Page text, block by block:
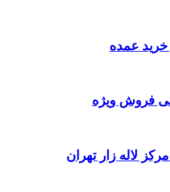
خرید عمده
فروش ویژه
لاله زار تهران